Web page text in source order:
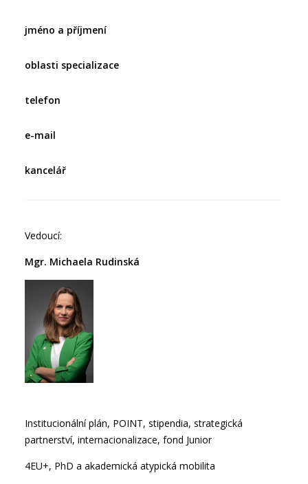
jméno a příjmení
oblasti specializace
telefon
e-mail
kancelář
Vedoucí:
Mgr. Michaela Rudinská
Institucionální plán, POINT, stipendia, strategická
partnerství, internacionalizace, fond Junior
4EU+, PhD a akademická atypická mobilita